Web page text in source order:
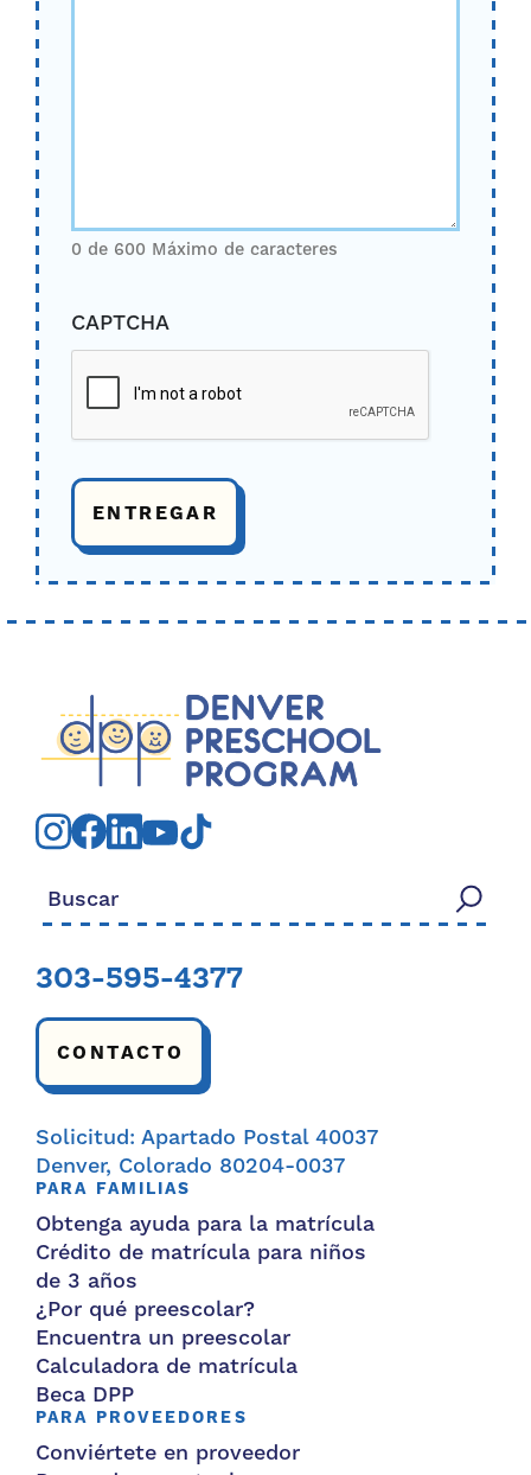
0 de 600 Máximo de caracteres
CAPTCHA
Buscar:
303-595-4377
CONTACTO
Solicitud: Apartado Postal 40037
Denver, Colorado 80204-0037
PARA FAMILIAS
Obtenga ayuda para la matrícula
Crédito de matrícula para niños
de 3 años
¿Por qué preescolar?
Encuentra un preescolar
Calculadora de matrícula
Beca DPP
PARA PROVEEDORES
Conviértete en proveedor